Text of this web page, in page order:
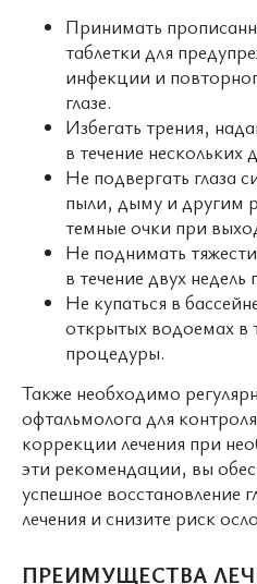
Принимать
таблетки для
инфекции и
глазе.
Избегать трения,
в течение
Не подвергать глаза
пыли, дыму и другим
темные очки при
Не поднимать
в течение двух
Не купаться в
открытых водоемах в
процедуры.
Также необходимо
офтальмолога для
коррекции лечения при
эти рекомендации, вы
успешное восстановление
лечения и снизите риск
ПРЕИМУЩЕСТВА